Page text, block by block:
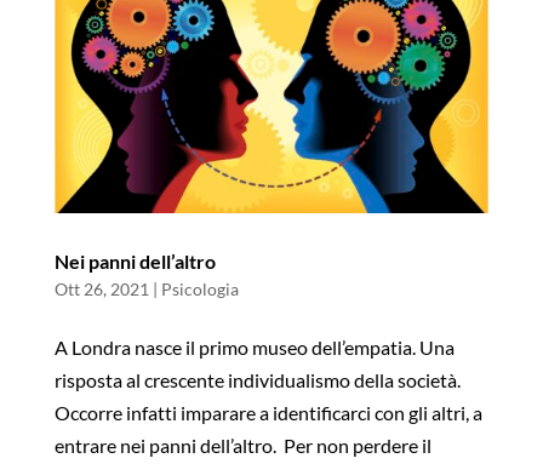
Nei panni dell’altro
Ott 26, 2021 | Psicologia
A Londra nasce il primo museo dell’empatia. Una
risposta al crescente individualismo della società.
Occorre infatti imparare a identificarci con gli altri, a
entrare nei panni dell’altro. Per non perdere il